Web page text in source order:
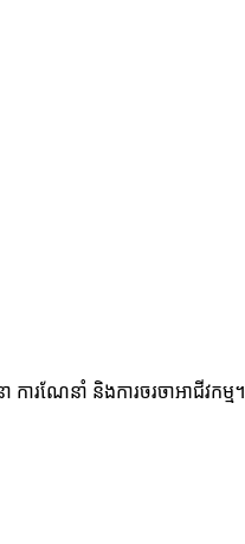
ារណែនាំ និងការចរចាអាជីវកម្ម។